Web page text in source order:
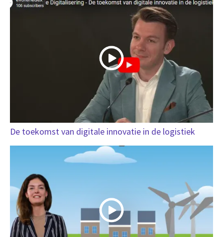
De toekomst van digitale innovatie in de logistiek